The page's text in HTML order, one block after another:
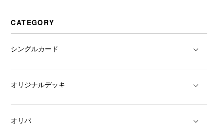
CATEGORY
シングルカード
オリジナルデッキ
オリパ